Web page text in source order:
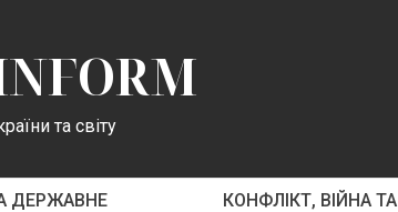
та світу
ДЕРЖАВНЕ
КОНФЛІКТ, ВІЙНА ТА